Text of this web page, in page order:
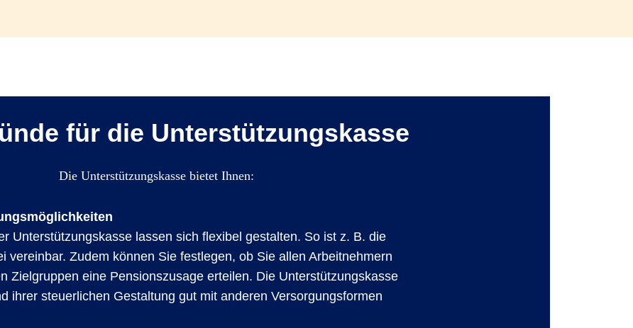
für die Unterstützungskasse
Die Unterstützungskasse bietet Ihnen:
Unterstützungskasse lassen sich flexibel gestalten. So ist z. B. die
vereinbar. Zudem können Sie festlegen, ob Sie allen Arbeitnehmern
Zielgruppen eine Pensionszusage erteilen. Die Unterstützungskasse
ihrer steuerlichen Gestaltung gut mit anderen Versorgungsformen